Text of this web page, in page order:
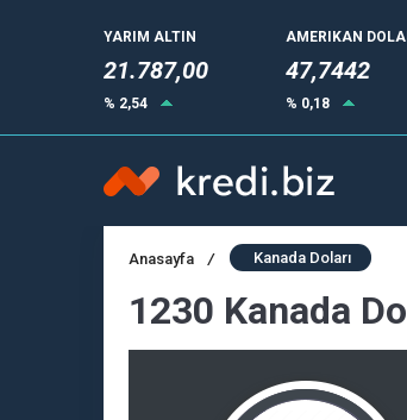
YARIM ALTIN
21.787,00
% 2,54
AMERIKAN
47,7442
% 0,18
Anasayfa / Kanada Doları
1230 Kanada